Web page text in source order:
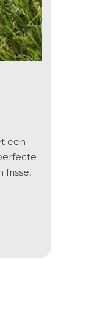
een
frisse,